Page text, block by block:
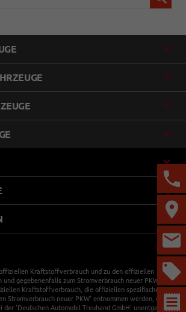
Kraftstoffverbrauch und zu den offiziellen
und gegebenenfalls zum Stromverbrauch neuer PKW können
Kraftstoffverbrauch, die offiziellen spezifischen CO -
Stromverbrauch neuer PKW' entnommen werden, der an
der 'Deutschen Automobil Treuhand GmbH' unentgeltlich